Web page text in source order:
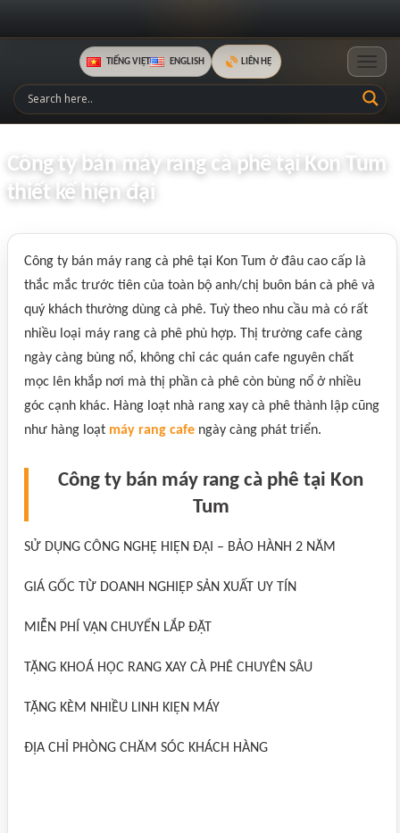
TIẾNG VIỆT ENGLISH LIÊN HỆ
Công ty bán máy rang cà phê tại Kon Tum
thiết kế hiện đại
Công ty bán máy rang cà phê tại Kon Tum ở đâu cao cấp là
thắc mắc trước tiên của toàn bộ anh/chị buôn bán cà phê và
quý khách thường dùng cà phê. Tuỳ theo nhu cầu mà có rất
nhiều loại máy rang cà phê phù hợp. Thị trường cafe càng
ngày càng bùng nổ, không chỉ các quán cafe nguyên chất
mọc lên khắp nơi mà thị phần cà phê còn bùng nổ ở nhiều
góc cạnh khác. Hàng loạt nhà rang xay cà phê thành lập cũng
như hàng loạt máy rang cafe ngày càng phát triển.
Công ty bán máy rang cà phê tại Kon
Tum
SỬ DỤNG CÔNG NGHỆ HIỆN ĐẠI – BẢO HÀNH 2 NĂM
GIÁ GỐC TỪ DOANH NGHIỆP SẢN XUẤT UY TÍN
MIỄN PHÍ VẬN CHUYỂN LẮP ĐẶT
TẶNG KHOÁ HỌC RANG XAY CÀ PHÊ CHUYÊN SÂU
TẶNG KÈM NHIỀU LINH KIỆN MÁY
ĐỊA CHỈ PHÒNG CHĂM SÓC KHÁCH HÀNG